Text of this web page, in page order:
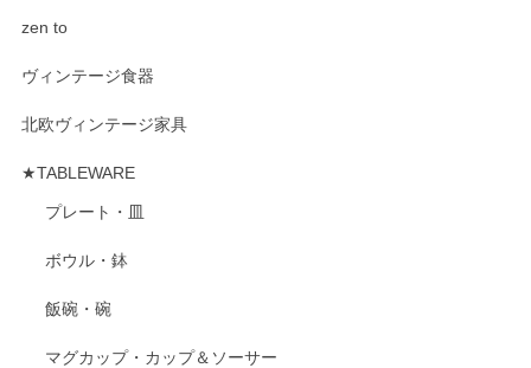
zen to
ヴィンテージ食器
北欧ヴィンテージ家具
★TABLEWARE
プレート・皿
ボウル・鉢
飯碗・碗
マグカップ・カップ＆ソーサー